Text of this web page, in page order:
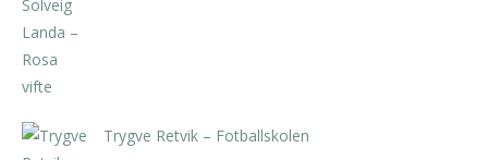
Trygve Retvik – Fotballskolen